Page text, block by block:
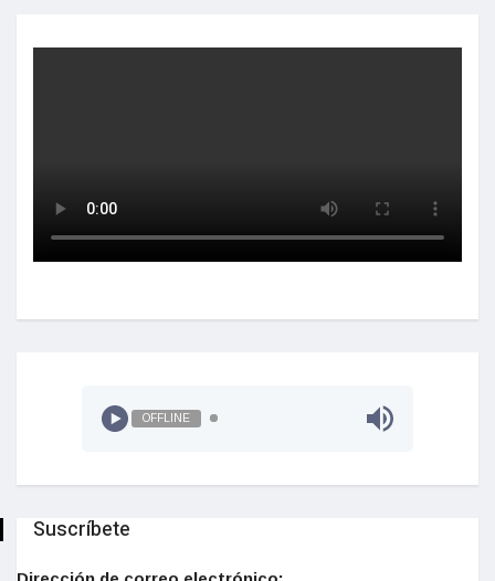
OFFLINE
Suscríbete